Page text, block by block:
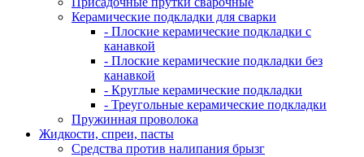
Керамические подкладки для сварки
- Плоские керамические подкладки с
канавкой
- Плоские керамические подкладки без
канавкой
- Круглые керамические подкладки
- Треугольные керамические подкладки
Пружинная проволока
Жидкости, спреи, пасты
Средства против налипания брызг